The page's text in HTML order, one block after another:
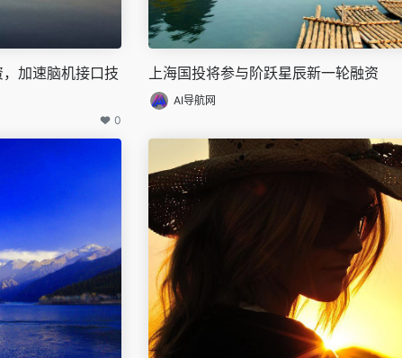
加速脑机接口技
0
上海国投将参与阶跃星辰新一轮融资
AI导航网